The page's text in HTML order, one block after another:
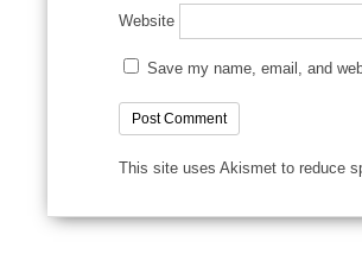
Website
Save my name, email, and
This site uses Akismet to reduce